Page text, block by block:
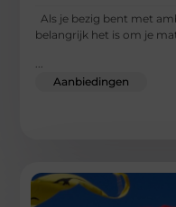
Als je bezig bent met
belangrijk het is om je
...
Aanbiedingen